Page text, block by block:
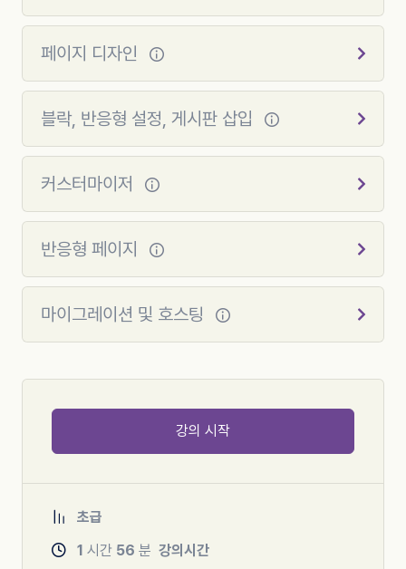
페이지 디자인
블락, 반응형 설정, 게시판 삽입
커스터마이저
반응형 페이지
마이그레이션 및 호스팅
강의 시작
초급
1 시간 56 분 강의시간